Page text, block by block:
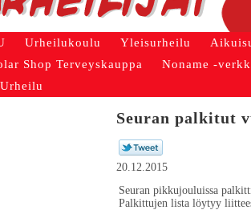
Urheilukoulu Yleisurheilu
Shop Terveyskauppa
Noname -
Seuran palkitut
20.12.2015
Seuran pikkujouluissa
Palkittujen lista löytyy